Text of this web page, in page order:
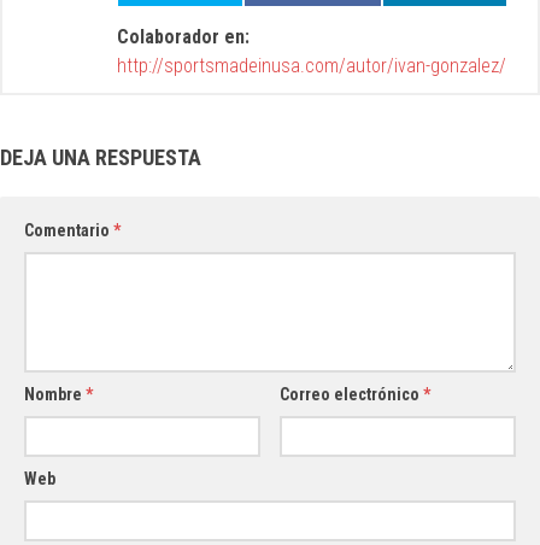
Colaborador en:
http://sportsmadeinusa.com/autor/ivan-gonzalez/
DEJA UNA RESPUESTA
Comentario *
Nombre * Correo electrónico*
Web